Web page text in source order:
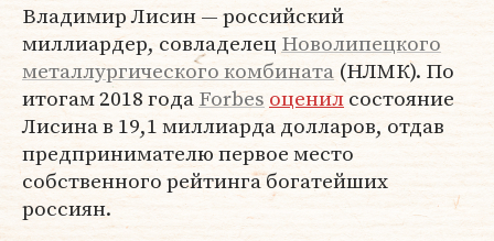
Владимир Лисин — российский
миллиардер, совладелецНоволипецкого
металлургического комбината (НЛМК). По
итогам 2018 годаForbes оценилсостояние
Лисина в 19,1 миллиарда долларов, отдав
предпринимателю первое место
собственного рейтинга богатейших
россиян.